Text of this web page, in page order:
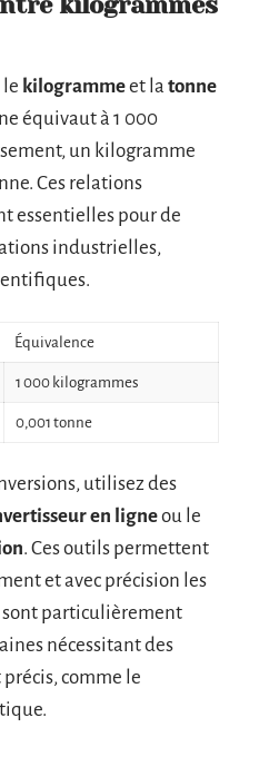
le kilogrammeet la tonne
équivaut à 1 000
un kilogramme
Ces relations
essentielles pour de
industrielles,
Équivalence
1 000 kilogrammes
0,001 tonne
utilisez des
en ligneou le
. Ces outils permettent
et avec précision les
sont particulièrement
nécessitant des
comme le